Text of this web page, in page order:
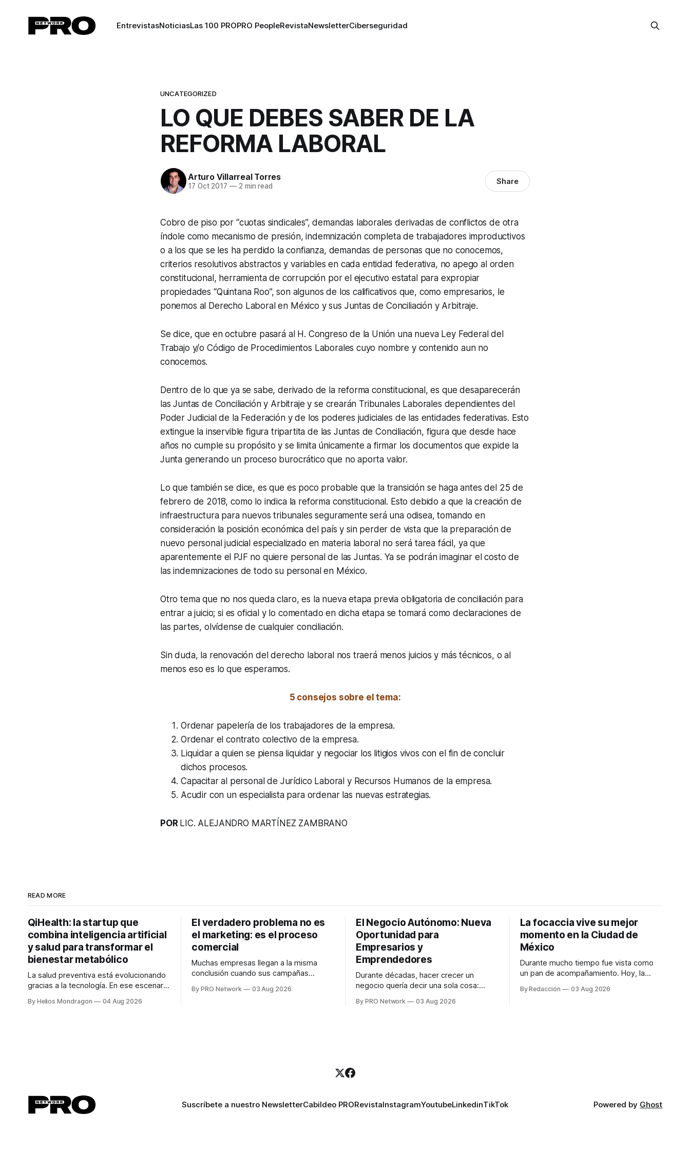
EntrevistasNoticiasLas 100 PROPRO PeopleRevistaNewsletterCiberseguridad
UNCATEGORIZED
LO QUE DEBES SABER DE LA
REFORMA LABORAL
Arturo Villarreal Torres
17 Oct 2017 —2 min read Share
Cobro de piso por “cuotas sindicales”, demandas laborales derivadas de conflictos de otra
índole como mecanismo de presión, indemnización completa de trabajadores improductivos
o a los que se les ha perdido la confianza, demandas de personas que no conocemos,
criterios resolutivos abstractos y variables en cada entidad federativa, no apego al orden
constitucional, herramienta de corrupción por el ejecutivo estatal para expropiar
propiedades “Quintana Roo”, son algunos de los calificativos que, como empresarios, le
ponemos al Derecho Laboral en México y sus Juntas de Conciliación y Arbitraje.
Se dice, que en octubre pasará al H. Congreso de la Unión una nueva Ley Federal del
Trabajo y/o Código de Procedimientos Laborales cuyo nombre y contenido aun no
conocemos.
Dentro de lo que ya se sabe, derivado de la reforma constitucional, es que desaparecerán
las Juntas de Conciliación y Arbitraje y se crearán Tribunales Laborales dependientes del
Poder Judicial de la Federación y de los poderes judiciales de las entidades federativas. Esto
extingue la inservible figura tripartita de las Juntas de Conciliación, figura que desde hace
años no cumple su propósito y se limita únicamente a firmar los documentos que expide la
Junta generando un proceso burocrático que no aporta valor.
Lo que también se dice, es que es poco probable que la transición se haga antes del 25 de
febrero de 2018, como lo indica la reforma constitucional. Esto debido a que la creación de
infraestructura para nuevos tribunales seguramente será una odisea, tomando en
consideración la posición económica del país y sin perder de vista que la preparación de
nuevo personal judicial especializado en materia laboral no será tarea fácil, ya que
aparentemente el PJF no quiere personal de las Juntas. Ya se podrán imaginar el costo de
las indemnizaciones de todo su personal en México.
Otro tema que no nos queda claro, es la nueva etapa previa obligatoria de conciliación para
entrar a juicio; si es oficial y lo comentado en dicha etapa se tomará como declaraciones de
las partes, olvídense de cualquier conciliación.
Sin duda, la renovación del derecho laboral nos traerá menos juicios y más técnicos, o al
menos eso es lo que esperamos.
5 consejos sobre el tema:
Ordenar papelería de los trabajadores de la empresa.
Ordenar el contrato colectivo de la empresa.
Liquidar a quien se piensa liquidar y negociar los litigios vivos con el fin de concluir
dichos procesos.
Capacitar al personal de Jurídico Laboral y Recursos Humanos de la empresa.
Acudir con un especialista para ordenar las nuevas estrategias.
POR LIC. ALEJANDRO MARTÍNEZ ZAMBRANO
READ MORE
QiHealth: la startup que
combina inteligencia artificial
y salud para transformar el
bienestar metabólico
La salud preventiva está evolucionando
gracias a la tecnología. En ese escenario
desarrolla un ecosistema digital capaz
By Helios Mondragon 04 Aug 2026
El verdadero problema no es
el marketing: es el proceso
comercial
Muchas empresas llegan a la misma
conclusión cuando sus campañas
marketing no funciona". Sin embargo,
By PRO Network 03 Aug 2026
El Negocio Autónomo: Nueva
Oportunidad para
Empresarios y
Emprendedores
Durante décadas, hacer crecer un
negocio quería decir una sola cosa:
anuncios, un especialista en marketing
By PRO Network 03 Aug 2026
La focaccia vive su mejor
momento en la Ciudad de
México
Durante mucho tiempo fue vista como
un pan de acompañamiento. Hoy, la
platillos favoritos de quienes buscan
By Redacción 03 Aug 2026
Suscríbete a nuestro NewsletterCabildeo PRORevistaInstagramYoutubeLinkedinTikTok Powered by Ghost